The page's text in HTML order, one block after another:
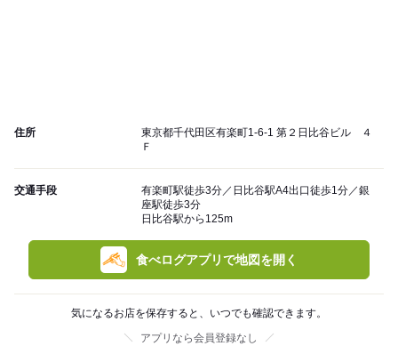
住所
東京都千代田区有楽町1-6-1 第２日比谷ビル ４
Ｆ
交通手段
有楽町駅徒歩3分／日比谷駅A4出口徒歩1分／銀
座駅徒歩3分
日比谷駅から125m
食べログアプリで地図を開く
気になるお店を保存すると、いつでも確認できます。
アプリなら会員登録なし